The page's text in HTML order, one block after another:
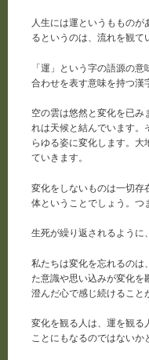
人生には運というもものが
るというのは、流れを観て
「運」という字の語源の
合わせを表す意味を持つ漢
空の雲は悠然と変化を已み
れは天候と結んでいます。
らゆる姿に変化します。
ていきます。
変化をしないものは一切存
体ということでしょう。つ
生死が繰り返されるように
私たちは変化を忘れるのは
た意識や思い込みが変化を
澄んだ心で感じ続けること
変化を観る人は、運を観る
ことにもなるのではないか